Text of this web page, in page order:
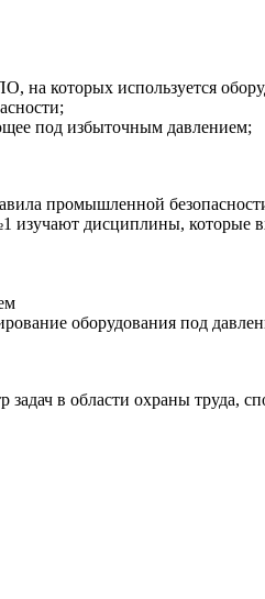
которых используется
под избыточным давлением;
промышленной
дисциплины, которые
оборудования под
в области охраны труда,